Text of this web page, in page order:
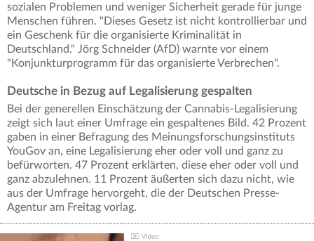
sozialen Problemen und weniger Sicherheit gerade für junge
Menschen führen. "Dieses Gesetz ist nicht kontrollierbar und
ein Geschenk für die organisierte Kriminalität in
Deutschland." Jörg Schneider (AfD) warnte vor einem
"Konjunkturprogramm für das organisierte Verbrechen".
Deutsche in Bezug auf Legalisierung gespalten
Bei der generellen Einschätzung der Cannabis-Legalisierung
zeigt sich laut einer Umfrage ein gespaltenes Bild. 42 Prozent
gaben in einer Befragung des Meinungsforschungsinstituts
YouGov an, eine Legalisierung eher oder voll und ganz zu
befürworten. 47 Prozent erklärten, diese eher oder voll und
ganz abzulehnen. 11 Prozent äußerten sich dazu nicht, wie
aus der Umfrage hervorgeht, die der Deutschen Presse-
Agentur am Freitag vorlag.